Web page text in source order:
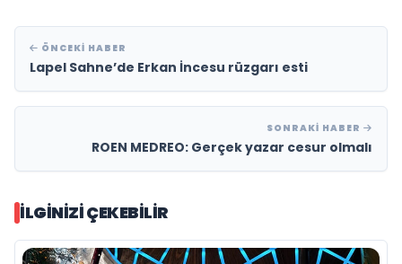
ÖNCEKI HABER
Lapel Sahne’de Erkan İncesu rüzgarı esti
SONRAKI HABER
ROEN MEDREO: Gerçek yazar cesur olmalı
İLGINIZI ÇEKEBILIR